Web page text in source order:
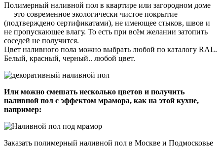
Полимерный наливной пол в квартире или загородном доме
— это современное экологически чистое покрытие
(подтверждено сертификатами), не имеющее стыков, швов и
не пропускающее влагу. То есть при всём желании затопить
соседей не получится.
Цвет наливного пола можно выбрать любой по каталогу RAL.
Белый, красный, черный.. любой цвет.
Или можно смешать несколько цветов и получить
наливной пол с эффектом мрамора, как на этой кухне,
например:
Заказать полимерный наливной пол в Москве и Подмосковье